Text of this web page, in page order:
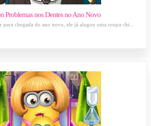
Problemas nos Dentes no Ano Novo
para chegada do ano novo, ele já alugou uma roupa chi...